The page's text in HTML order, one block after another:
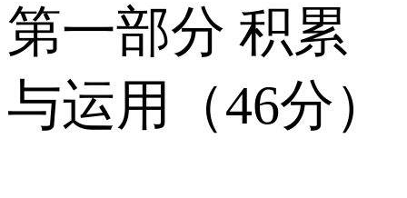
第一部分 积累
与运用（46分）